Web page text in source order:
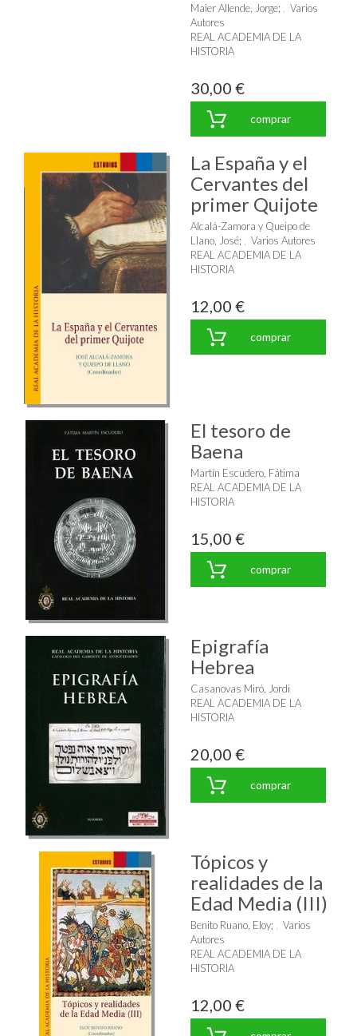
Maier Allende, Jorge;
Varios
Autores
REAL ACADEMIA DE LA
HISTORIA
30,00 €
comprar
La España y el
Cervantes del
primer Quijote
Alcalá-Zamora y Queipo de
Llano, José;
Varios Autores
REAL ACADEMIA DE LA
HISTORIA
12,00 €
comprar
El tesoro de
Baena
Martín Escudero, Fátima
REAL ACADEMIA DE LA
HISTORIA
15,00 €
comprar
Epigrafía
Hebrea
Casanovas Miró, Jordi
REAL ACADEMIA DE LA
HISTORIA
20,00 €
comprar
Tópicos y
realidades de la
Edad Media (III)
Benito Ruano, Eloy;
Varios
Autores
REAL ACADEMIA DE LA
HISTORIA
12,00 €